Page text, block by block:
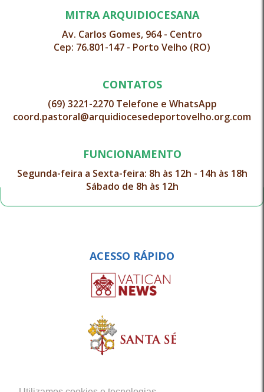
MITRA ARQUIDIOCESANA
Av. Carlos Gomes, 964 - Centro
Cep: 76.801-147 - Porto Velho (RO)
CONTATOS
(69) 3221-2270 Telefone e WhatsApp
coord.pastoral@arquidiocesedeportovelho.org.com
FUNCIONAMENTO
Segunda-feira a Sexta-feira: 8h às 12h - 14h às 18h
Sábado de 8h às 12h
ACESSO RÁPIDO